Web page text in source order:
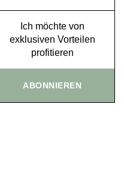
Ich möchte von
exklusiven Vorteilen
profitieren
ABONNIEREN